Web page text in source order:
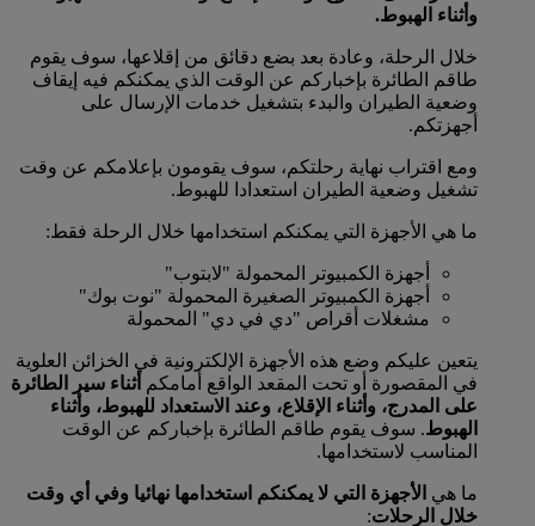
وأثناء الهبوط.
خلال الرحلة، وعادة بعد بضع دقائق من إقلاعها، سوف يقوم
طاقم الطائرة بإخباركم عن الوقت الذي يمكنكم فيه إيقاف
وضعية الطيران والبدء بتشغيل خدمات الإرسال على
أجهزتكم.
ومع اقتراب نهاية رحلتكم، سوف يقومون بإعلامكم عن وقت
تشغيل وضعية الطيران استعدادا للهبوط.
ما هي الأجهزة التي يمكنكم استخدامها خلال الرحلة فقط:
أجهزة الكمبيوتر المحمولة "لابتوب"
أجهزة الكمبيوتر الصغيرة المحمولة "نوت بوك"
مشغلات أقراص "دي في دي" المحمولة
يتعين عليكم وضع هذه الأجهزة الإلكترونية في الخزائن العلوية
في المقصورة أو تحت المقعد الواقع أمامكم أثناء سير الطائرة
على المدرج، وأثناء الإقلاع، وعند الاستعداد للهبوط، وأثناء
الهبوط. سوف يقوم طاقم الطائرة بإخباركم عن الوقت
المناسب لاستخدامها.
ما هي الأجهزة التي لا يمكنكم استخدامها نهائيا وفي أي وقت
خلال الرحلات: